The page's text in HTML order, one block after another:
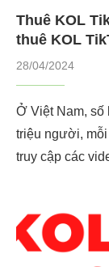
Thuê KOL
thuê KOL
28/04/2024
Ở Việt Nam,
triệu người,
truy cập các